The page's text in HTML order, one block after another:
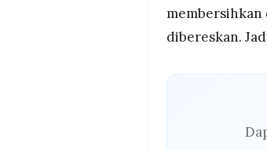
membersihkan
dibereskan.